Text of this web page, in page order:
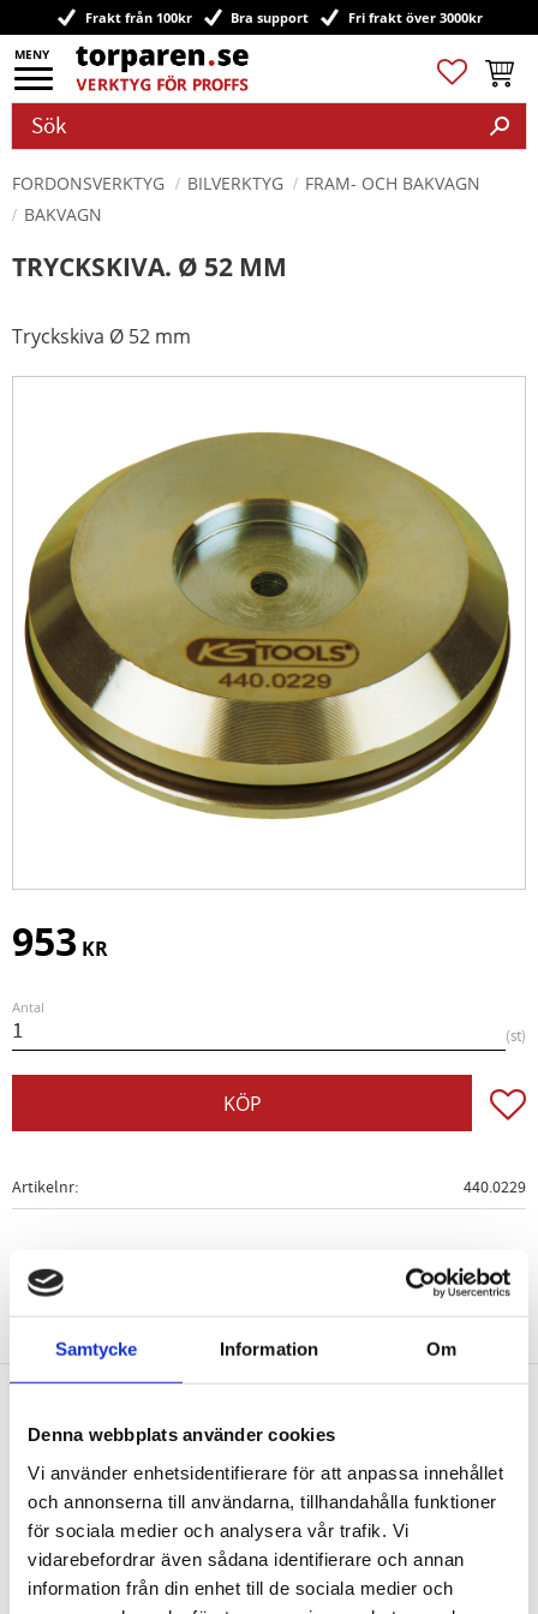
Samtycke Information Om
Denna webbplats använder cookies
Vi använder enhetsidentifierare för att anpassa innehållet
och annonserna till användarna, tillhandahålla funktioner
för sociala medier och analysera vår trafik. Vi
vidarebefordrar även sådana identifierare och annan
information från din enhet till de sociala medier och
Meny
Frakt från 100kr Bra support Fri frakt över 3000kr
Favoriter
FORDONSVERKTYG BILVERKTYG
FRAM- OCH BAKVAGN
BAKVAGN
TRYCKSKIVA. Ø 52 MM
Tryckskiva Ø 52 mm
953 KR
Antal
st
KÖP
Artikelnr 440.0229
Nyhetsbrev
PRENUMERERA